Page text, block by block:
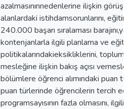
azalmasınınnedenlerine ilişkin
alanlardaki istihdamsorunlarını,
240.000 başarı sıralaması
kontenjanlarla ilgili planlama ve
politikalarındakieksikliklerini,
mesleğine ilişkin bakış açısı
bölümlere öğrenci alımındaki puan
puan türlerinde öğrencilerin tercih
programsayısının fazla olmasını,